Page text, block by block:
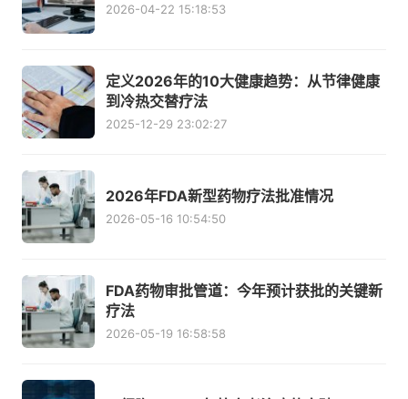
2026-04-22 15:18:53
定义2026年的10大健康趋势：从节律健康
到冷热交替疗法
2025-12-29 23:02:27
2026年FDA新型药物疗法批准情况
2026-05-16 10:54:50
FDA药物审批管道：今年预计获批的关键新
疗法
2026-05-19 16:58:58